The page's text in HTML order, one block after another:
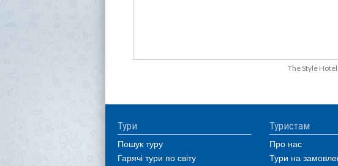
The Style Hotel
Тури
Пошук туру
Гарячі тури по світу
Туристам
Про нас
Тури на